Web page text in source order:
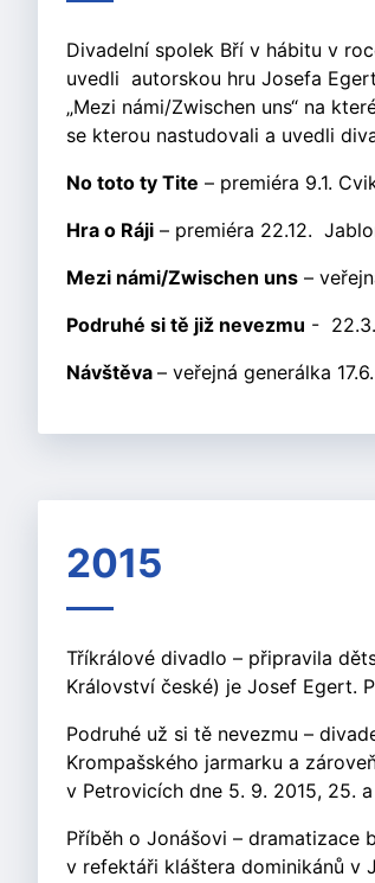
Divadelní spolek Bří v hábitu v
uvedli autorskou hru Josefa
„Mezi námi/Zwischen uns“ na
se kterou nastudovali a uvedli
No toto ty Tite – premiéra 9.1.
Hra o Ráji – premiéra 22.12.
Mezi námi/Zwischen uns –
Podruhé si tě již nevezmu - 22.3.
Návštěva – veřejná generálka
2015
Tříkrálové divadlo – připravila
Království české) je Josef Egert.
Podruhé už si tě nevezmu –
Krompašského jarmarku a
v Petrovicích dne 5. 9. 2015, 25.
Příběh o Jonášovi – dramatizace
v refektáři kláštera dominikánů v